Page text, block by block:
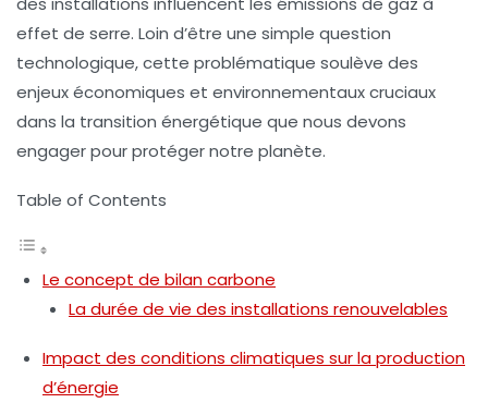
effet de serre. Loin d’être une simple question
technologique, cette problématique soulève des
enjeux économiques et environnementaux cruciaux
dans la transition énergétique que nous devons
engager pour protéger notre planète.
Table of Contents
Le concept de bilan carbone
La durée de vie des installations renouvelables
Impact des conditions climatiques sur la production
d’énergie